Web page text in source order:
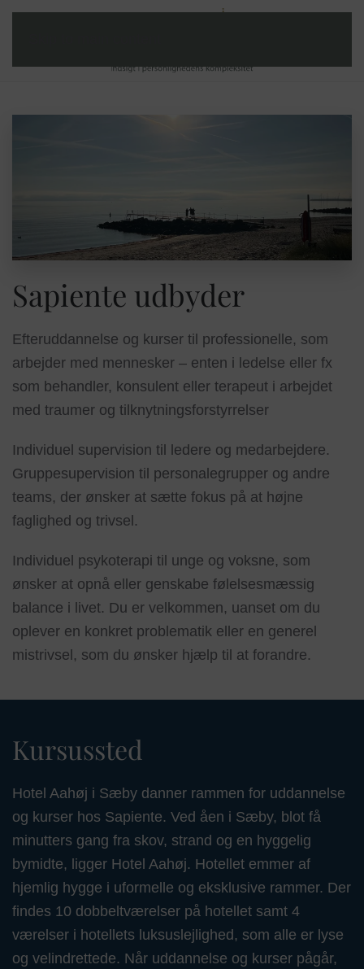
Sapiente udbyder
Efteruddannelse og kurser til professionelle, som
arbejder med mennesker – enten i ledelse eller fx
som behandler, konsulent eller terapeut i arbejdet
med traumer og tilknytningsforstyrrelser
Individuel supervision til ledere og medarbejdere.
Gruppesupervision til personalegrupper og andre
teams, der ønsker at sætte fokus på at højne
faglighed og trivsel.
Individuel psykoterapi til unge og voksne, som
ønsker at opnå eller genskabe følelsesmæssig
balance i livet. Du er velkommen, uanset om du
oplever en konkret problematik eller en generel
mistrivsel, som du ønsker hjælp til at forandre.
Kursussted
Hotel Aahøj i Sæby danner rammen for uddannelse
og kurser hos Sapiente. Ved åen i Sæby, blot få
minutters gang fra skov, strand og en hyggelig
bymidte, ligger Hotel Aahøj. Hotellet emmer af
hjemlig hygge i uformelle og eksklusive rammer. Der
findes 10 dobbeltværelser på hotellet samt 4
værelser i hotellets luksuslejlighed, som alle er lyse
og velindrettede. Når uddannelse og kurser pågår,